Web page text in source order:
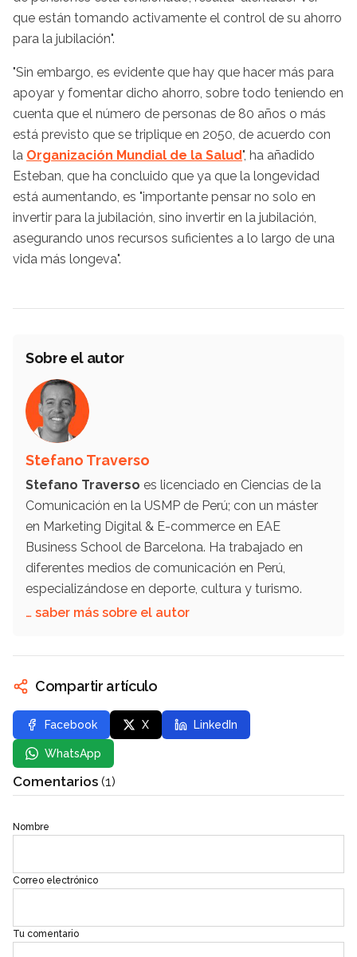
que están tomando activamente el control de su ahorro
para la jubilación".
"Sin embargo, es evidente que hay que hacer más para
apoyar y fomentar dicho ahorro, sobre todo teniendo en
cuenta que el número de personas de 80 años o más
está previsto que se triplique en 2050, de acuerdo con
la Organización Mundial de la Salud", ha añadido
Esteban, que ha concluido que ya que la longevidad
está aumentando, es "importante pensar no solo en
invertir para la jubilación, sino invertir en la jubilación,
asegurando unos recursos suficientes a lo largo de una
vida más longeva".
Sobre el autor
Stefano Traverso
Stefano Traverso es licenciado en Ciencias de la
Comunicación en la USMP de Perú; con un máster
en Marketing Digital & E-commerce en EAE
Business School de Barcelona. Ha trabajado en
diferentes medios de comunicación en Perú,
especializándose en deporte, cultura y turismo.
… saber más sobre el autor
Compartir artículo
Facebook X LinkedIn
WhatsApp
Comentarios (1)
Nombre
Correo electrónico
Tu comentario